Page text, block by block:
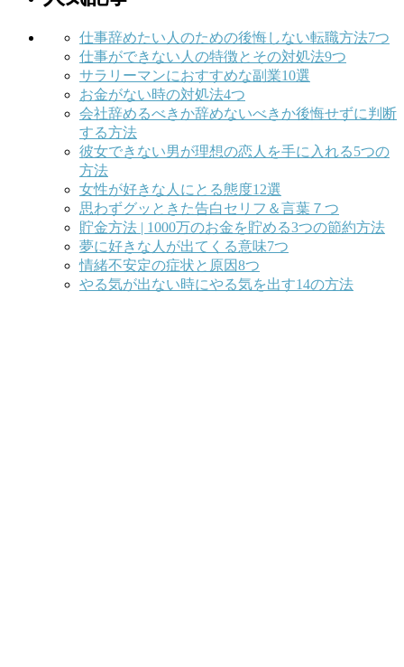
仕事辞めたい人のための後悔しない転職方法7つ
仕事ができない人の特徴とその対処法9つ
サラリーマンにおすすめな副業10選
お金がない時の対処法4つ
会社辞めるべきか辞めないべきか後悔せずに判断
する方法
彼女できない男が理想の恋人を手に入れる5つの
方法
女性が好きな人にとる態度12選
思わずグッときた告白セリフ＆言葉７つ
貯金方法 | 1000万のお金を貯める3つの節約方法
夢に好きな人が出てくる意味7つ
情緒不安定の症状と原因8つ
やる気が出ない時にやる気を出す14の方法